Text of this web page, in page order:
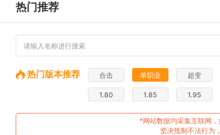
热门推荐
热门版本推荐 合击 单职业 超变
1.80 1.85 1.95
*网站数据均采集互联网
坚决抵制不法行为